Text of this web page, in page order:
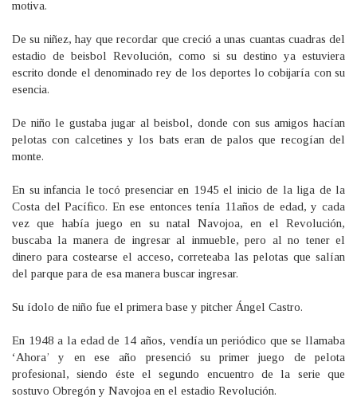
motiva.
De su niñez, hay que recordar que creció a unas cuantas cuadras del
estadio de beisbol Revolución, como si su destino ya estuviera
escrito donde el denominado rey de los deportes lo cobijaría con su
esencia.
De niño le gustaba jugar al beisbol, donde con sus amigos hacían
pelotas con calcetines y los bats eran de palos que recogían del
monte.
En su infancia le tocó presenciar en 1945 el inicio de la liga de la
Costa del Pacífico. En ese entonces tenía 11años de edad, y cada
vez que había juego en su natal Navojoa, en el Revolución,
buscaba la manera de ingresar al inmueble, pero al no tener el
dinero para costearse el acceso, correteaba las pelotas que salían
del parque para de esa manera buscar ingresar.
Su ídolo de niño fue el primera base y pitcher Ángel Castro.
En 1948 a la edad de 14 años, vendía un periódico que se llamaba
‘Ahora’ y en ese año presenció su primer juego de pelota
profesional, siendo éste el segundo encuentro de la serie que
sostuvo Obregón y Navojoa en el estadio Revolución.